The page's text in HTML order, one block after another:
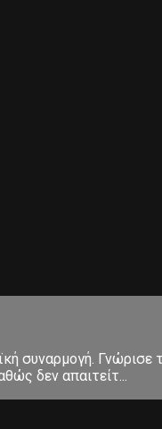
συναρμογή. Γνώρισε
δεν απαιτείτ...